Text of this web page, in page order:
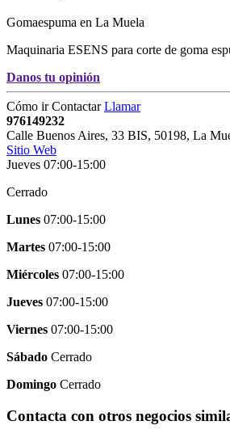
Gomaespuma en La Muela
Maquinaria ESENS para corte de goma
Danos tu opinión
Cómo irContactarLlamar
976149232
Calle Buenos Aires, 33 BIS, 50198, La
Sitio Web
Jueves 07:00-15:00
Cerrado
Lunes 07:00-15:00
Martes 07:00-15:00
Miércoles 07:00-15:00
Jueves 07:00-15:00
Viernes 07:00-15:00
Sábado Cerrado
Domingo Cerrado
Contacta con otros negocios